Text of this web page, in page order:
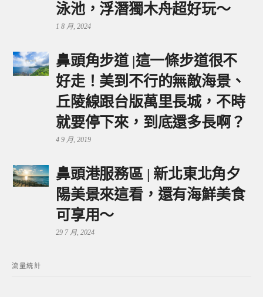
泳池，浮潛獨木舟超好玩～
1 8 月, 2024
鼻頭角步道 |這一條步道很不
好走！美到不行的無敵海景、
丘陵線跟台版萬里長城，不時
就要停下來，到底還多長啊？
4 9 月, 2019
鼻頭港服務區 | 新北東北角夕
陽美景來這看，還有海鮮美食
可享用～
29 7 月, 2024
流量統計